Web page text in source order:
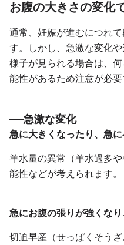
お腹の大きさの変化
通常、妊娠が進むにつれ
す。しかし、急激な変化
様子が見られる場合は、
能性があるため注意が必要
急激な変化
急に大きくなったり、急
羊水量の異常（羊水過多
能性などが考えられます。
急にお腹の張りが強くな
切迫早産（せっぱくそう